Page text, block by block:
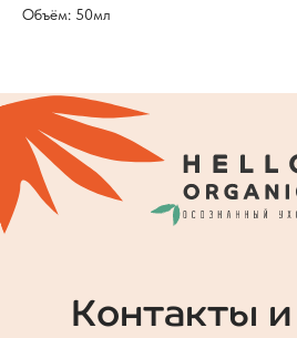
Объём: 50мл
Контакты и